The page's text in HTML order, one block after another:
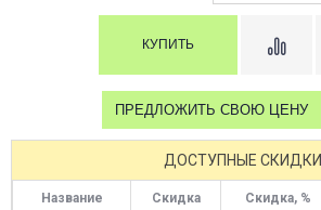
ПРЕДЛОЖИТЬ СВОЮ ЦЕНУ
ДОСТУПНЫЕ СКИДКИ
Название Скидка Скидка, %